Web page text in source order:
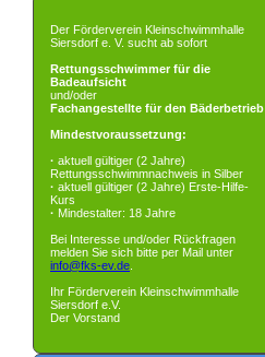
Der Förderverein Kleinschwimmhalle
Siersdorf e. V. sucht ab sofort
Rettungsschwimmer für die
Badeaufsicht
und/oder
Fachangestellte für den Bäderbetrieb
Mindestvoraussetzung:
· aktuell gültiger (2 Jahre)
Rettungsschwimmnachweis in Silber
· aktuell gültiger (2 Jahre) Erste-Hilfe-
Kurs
· Mindestalter: 18 Jahre
Bei Interesse und/oder Rückfragen
melden Sie sich bitte per Mail unter
info@fks-ev.de
Ihr Förderverein Kleinschwimmhalle
Siersdorf e.V.
Der Vorstand